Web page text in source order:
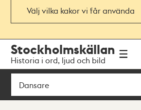
Välj vilka kakor vi får använda
navigationen
huvudinnehållet
Stockholmskällan
Historia i ord, ljud och bild
Sök